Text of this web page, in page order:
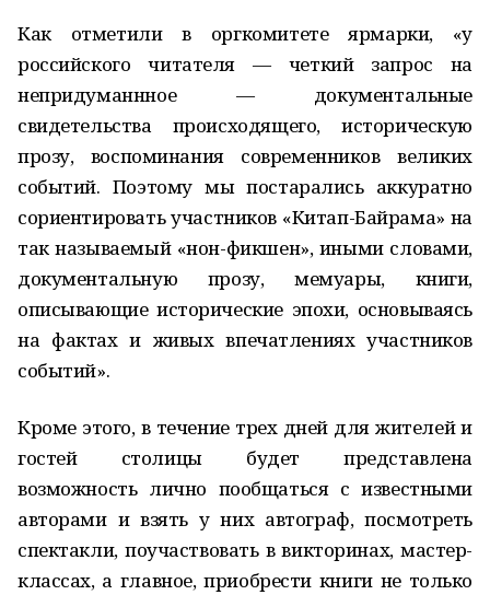
Как отметили в оргкомитете ярмарки, «у
российского читателя — четкий запрос на
непридуманнное — документальные
свидетельства происходящего, историческую
прозу, воспоминания современников великих
событий. Поэтому мы постарались аккуратно
сориентировать участников «Китап-Байрама» на
так называемый «нон-фикшен», иными словами,
документальную прозу, мемуары, книги,
описывающие исторические эпохи, основываясь
на фактах и живых впечатлениях участников
событий».
Кроме этого, в течение трех дней для жителей и
гостей столицы будет представлена
возможность лично пообщаться с известными
авторами и взять у них автограф, посмотреть
спектакли, поучаствовать в викторинах, мастер-
классах, а главное, приобрести книги не только